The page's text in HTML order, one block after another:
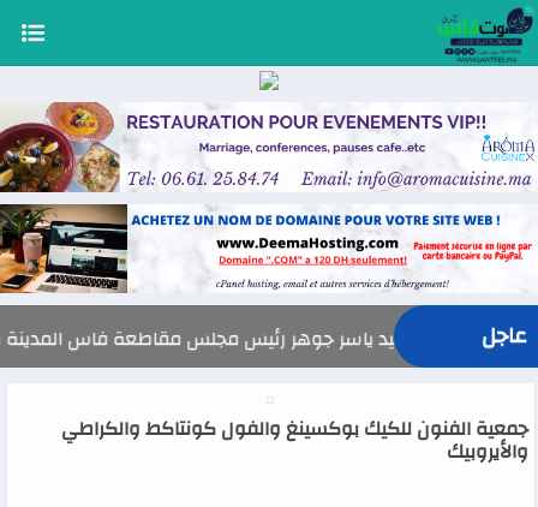
عاجل السيد ياسر جوهر رئيس مجلس مقاطعة فاس المدينة يهنئ صاحب
جمعية الفنون للكيك بوكسينغ والفول كونتاكط والكراطي
والأيروبيك